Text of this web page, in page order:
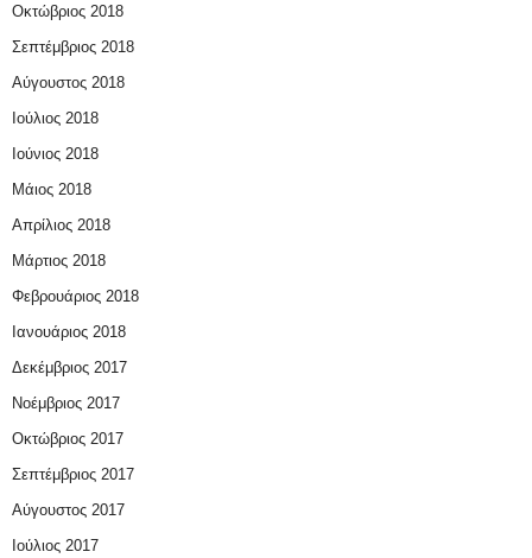
Οκτώβριος 2018
Σεπτέμβριος 2018
Αύγουστος 2018
Ιούλιος 2018
Ιούνιος 2018
Μάιος 2018
Απρίλιος 2018
Μάρτιος 2018
Φεβρουάριος 2018
Ιανουάριος 2018
Δεκέμβριος 2017
Νοέμβριος 2017
Οκτώβριος 2017
Σεπτέμβριος 2017
Αύγουστος 2017
Ιούλιος 2017